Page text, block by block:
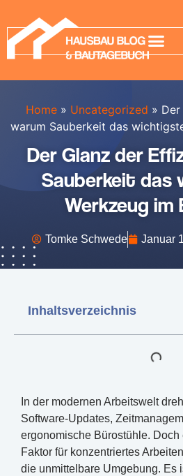
Home » Uncategorized »
warum Sauberkeit das
Der Glanz der
Sauberkeit das
Werkzeug im
Tomke Schwede Januar
Inhaltsverzeichnis
In der modernen Arbeitswelt
Software-Updates,
ergonomische Bürostühle.
Faktor für konzentriertes
die unmittelbare Umgebung. Es